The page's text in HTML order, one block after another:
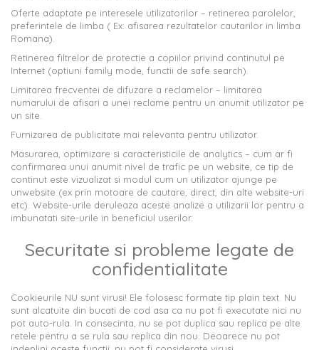
Oferte adaptate pe interesele utilizatorilor – retinerea parolelor,
preferintele de limba ( Ex: afisarea rezultatelor cautarilor in limba
Romana).
Retinerea filtrelor de protectie a copiilor privind continutul pe
Internet (optiuni family mode, functii de safe search).
Limitarea frecventei de difuzare a reclamelor – limitarea
numarului de afisari a unei reclame pentru un anumit utilizator pe
un site.
Furnizarea de publicitate mai relevanta pentru utilizator.
Masurarea, optimizare si caracteristicile de analytics – cum ar fi
confirmarea unui anumit nivel de trafic pe un website, ce tip de
continut este vizualizat si modul cum un utilizator ajunge pe
unwebsite (ex prin motoare de cautare, direct, din alte website-uri
etc). Website-urile deruleaza aceste analize a utilizarii lor pentru a
imbunatati site-urile in beneficiul userilor.
Securitate si probleme legate de
confidentialitate
Cookieurile NU sunt virusi! Ele folosesc formate tip plain text. Nu
sunt alcatuite din bucati de cod asa ca nu pot fi executate nici nu
pot auto-rula. In consecinta, nu se pot duplica sau replica pe alte
retele pentru a se rula sau replica din nou. Deoarece nu pot